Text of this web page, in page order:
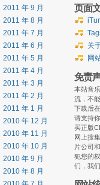
页面
关
网
免责
本站音
流，不
下载后
请支持
买正版
网上搜
片公司
犯您的
们，我
2011 年 9 月
2011 年 8 月
2011 年 7 月
2011 年 6 月
2011 年 5 月
2011 年 4 月
2011 年 3 月
2011 年 2 月
2011 年 1 月
2010 年 12 月
2010 年 11 月
2010 年 10 月
2010 年 9 月
2010 年 8 月